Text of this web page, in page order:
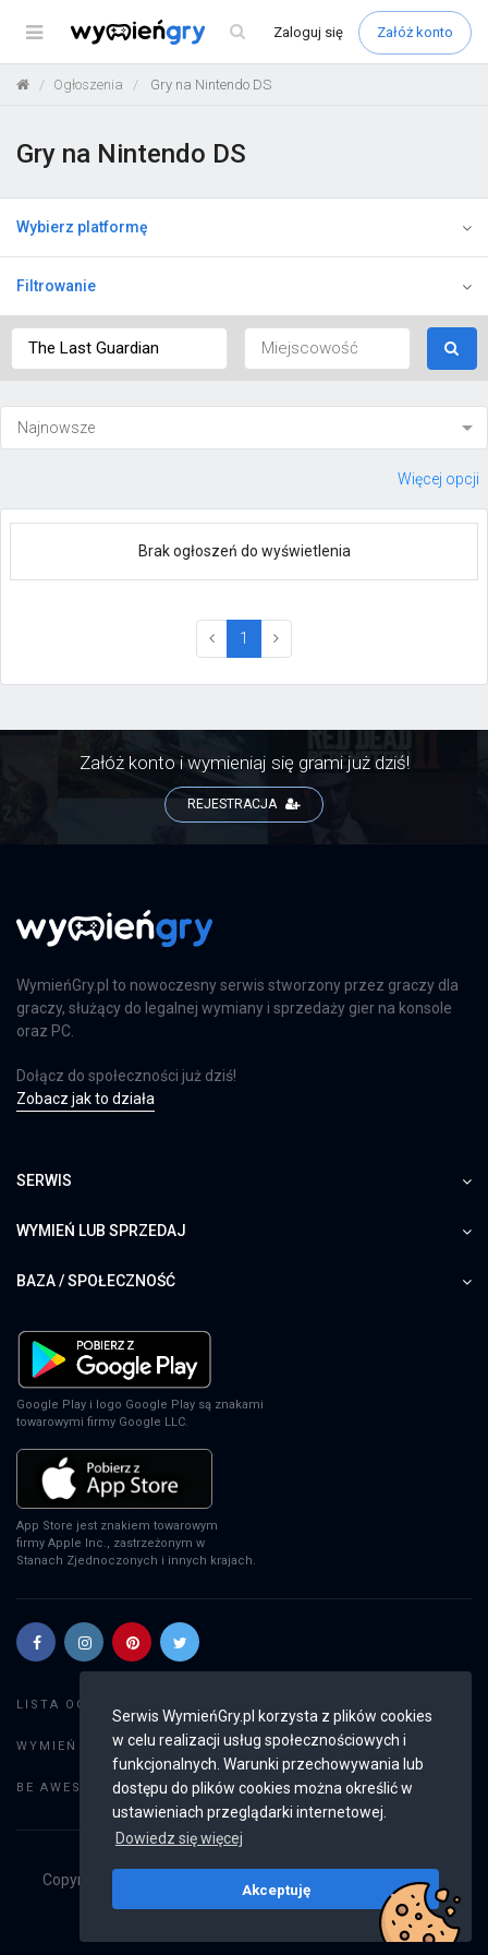
Serwis WymieńGry.pl korzysta z plików cookies
w celu realizacji usług społecznościowych i
funkcjonalnych. Warunki przechowywania lub
dostępu do plików cookies można określić w
ustawieniach przeglądarki internetowej.
Dowiedz się więcej
Akceptuję
Menu Zaloguj się Załóż konto
Ogłoszenia Gry na Nintendo DS
Gry na Nintendo DS
Wybierz platformę
Filtrowanie
Więcej opcji
Brak ogłoszeń do wyświetlenia
1 (current)
Załóż konto i wymieniaj się grami już dziś!
REJESTRACJA
WymieńGry.pl to nowoczesny serwis stworzony przez graczy dla
graczy, służący do legalnej wymiany i sprzedaży gier na konsole
oraz PC.
Dołącz do społeczności już dziś!
Zobacz jak to działa
SERWIS
WYMIEŃ LUB SPRZEDAJ
BAZA / SPOŁECZNOŚĆ
Google Play i logo Google Play są znakami
towarowymi firmy Google LLC.
App Store jest znakiem towarowym
firmy Apple Inc., zastrzeżonym w
Stanach Zjednoczonych i innych krajach.
LISTA OGŁOSZEŃ:
WYMIEŃ GRY: Dodaj ogłoszenie
BE AWESOME: Weryfikacja konta
Copyright © 2019 - 2026
Wszystkie prawa
v2.8.4